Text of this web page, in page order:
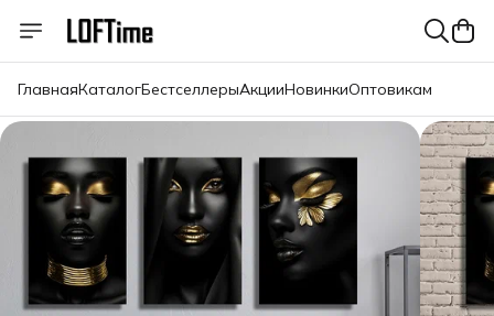
ГлавнаяКаталогБестселлерыАкцииНовинкиОптовикам